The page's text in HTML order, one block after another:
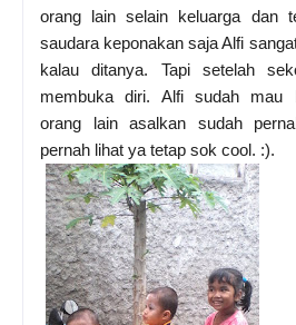
orang lain selain keluarga dan
saudara keponakan saja Alfi
kalau ditanya. Tapi setelah
membuka diri. Alfi sudah mau
orang lain asalkan sudah
pernah lihat ya tetap sok cool. :).